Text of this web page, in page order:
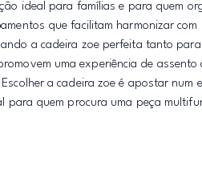
ideal para famílias e para quem
que facilitam harmonizar com
a cadeira zoe perfeita tanto para
uma experiência de
a cadeira zoe é apostar num
para quem procura uma peça